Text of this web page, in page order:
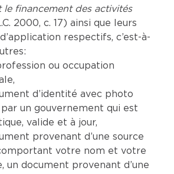
le financement des activités
2000, c. 17) ainsi que leurs
respectifs, c’est-à-
ou occupation
d’identité avec photo
un gouvernement qui est
valide et à jour,
provenant d’une source
votre nom et votre
un document provenant d’une